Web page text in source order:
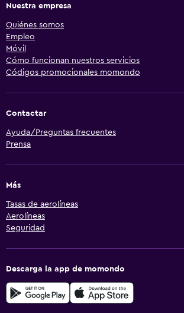
Nuestra empresa
Quiénes somos
Empleo
Móvil
Cómo funcionan nuestros servicios
Códigos promocionales momondo
Contactar
Ayuda/Preguntas frecuentes
Prensa
Más
Tasas de aerolíneas
Aerolíneas
Seguridad
Descarga la app de momondo